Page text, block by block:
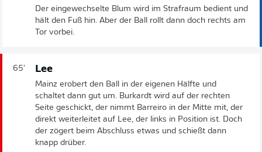
Der eingewechselte Blum wird im Strafraum bedient und
hält den Fuß hin. Aber der Ball rollt dann doch rechts am
Tor vorbei.
65' Lee
Mainz erobert den Ball in der eigenen Hälfte und
schaltet dann gut um. Burkardt wird auf der rechten
Seite geschickt, der nimmt Barreiro in der Mitte mit, der
direkt weiterleitet auf Lee, der links in Position ist. Doch
der zögert beim Abschluss etwas und schießt dann
knapp drüber.